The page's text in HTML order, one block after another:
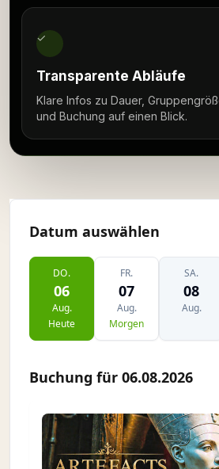
✓
Transparente Abläufe
Klare Infos zu Dauer,
und Buchung auf einen Blick.